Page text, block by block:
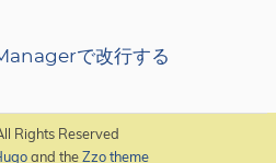
で改行する
Rights Reserved
and theZzo theme